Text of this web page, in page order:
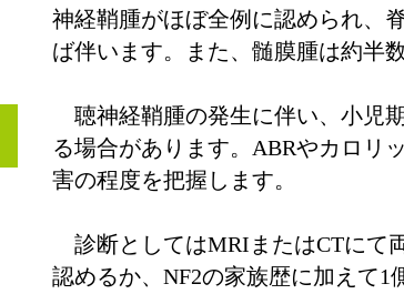
神経鞘腫がほぼ全例に認められ、
ば伴います。また、髄膜腫は約半
聴神経鞘腫の発生に伴い、小児
る場合があります。 ABRやカロリ
害の程度を把握します。
診断としてはMRIまたはCTにて
認めるか、NF2の家族歴に加えて